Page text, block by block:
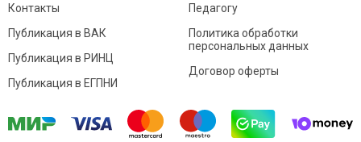
Контакты
Педагогу
Публикация в ВАК
Публикация в РИНЦ
Публикация в ЕГПНИ
Политика обработки
персональных данных
Договор оферты